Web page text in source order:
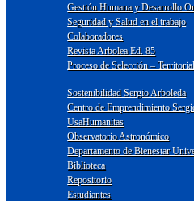
Gestión Humana y Desarrollo
Seguridad y Salud en el trabajo
Colaboradores
Revista Arbolea Ed. 85
Proceso de Selección –
Sostenibilidad Sergio Arboleda
Centro de Emprendimiento
UsaHumanitas
Observatorio Astronómico
Departamento de Bienestar
Biblioteca
Repositorio
Estudiantes